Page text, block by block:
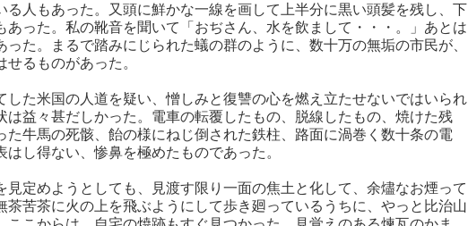
人もあった。又頭に鮮かな一線を画して上半分に黒い頭髪を残し、下
った。私の靴音を聞いて「おぢさん、水を飲まして・・・。」あとは
た。まるで踏みにじられた蟻の群のように、数十万の無垢の市民が、
るものがあった。
た米国の人道を疑い、憎しみと復讐の心を燃え立たせないではいられ
益々甚だしかった。電車の転覆したもの、脱線したもの、焼けた残
牛馬の死骸、飴の様にねじ倒された鉄柱、路面に渦巻く数十条の電
し得ない、惨鼻を極めたものであった。
定めようとしても、見渡す限り一面の焦土と化して、余燼なお煙って
苦茶に火の上を飛ぶようにして歩き廻っているうちに、やっと比治山